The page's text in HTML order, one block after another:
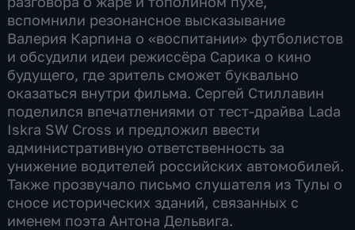
вспомнили резонансное высказывание
Валерия Карпина о «воспитании» футболистов
и обсудили идеи режиссёра Сарика о кино
будущего, где зритель сможет буквально
оказаться внутри фильма. Сергей Стиллавин
поделился впечатлениями от тест‑драйва Lada
Iskra SW Cross и предложил ввести
административную ответственность за
унижение водителей российских автомобилей.
Также прозвучало письмо слушателя из Тулы о
сносе исторических зданий, связанных с
именем поэта Антона Дельвига.